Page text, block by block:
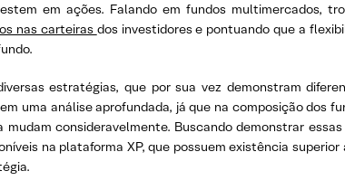
em ações. Falando em fundos multimercados,
nas carteiras dos investidores e pontuando que a
estratégias, que por sua vez demonstram
uma análise aprofundada, já que na composição dos
consideravelmente. Buscando demonstrar
na plataforma XP, que possuem existência